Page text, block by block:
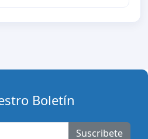
Boletín
Suscribete